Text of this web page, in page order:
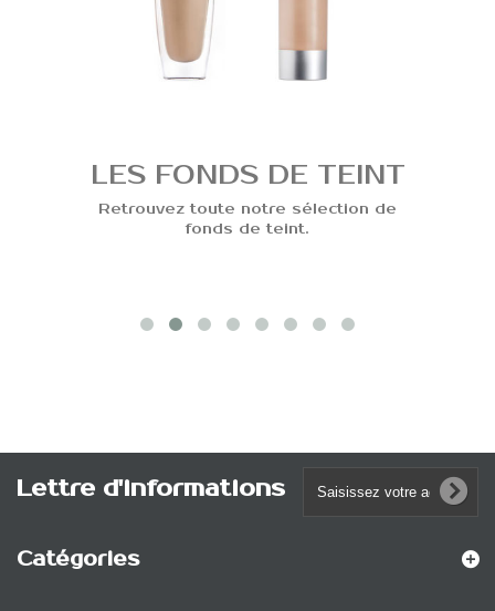
TEINT LES MASCARAS
Retrouvez toute notre sélection de
mascaras.
Lettre d'informations
Catégories